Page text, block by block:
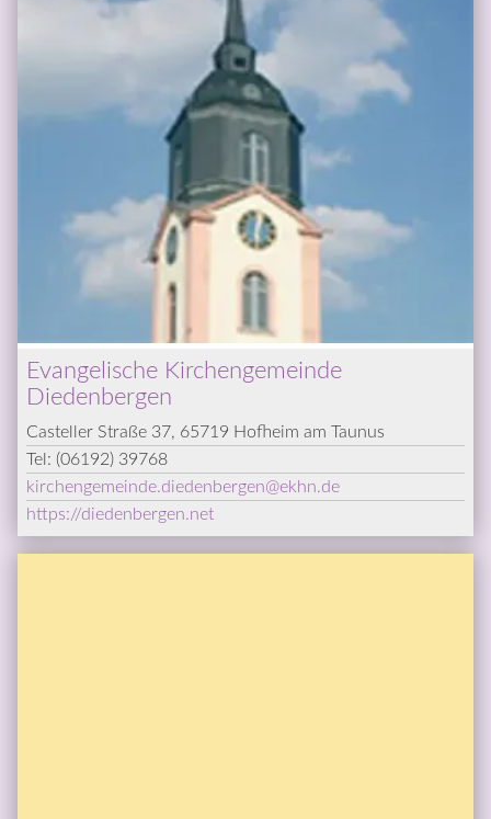
Evangelische Kirchengemeinde
Diedenbergen
Casteller Straße 37, 65719 Hofheim am Taunus
Tel: (06192) 39768
kirchengemeinde.diedenbergen@­ekhn.de
https://diedenbergen.net